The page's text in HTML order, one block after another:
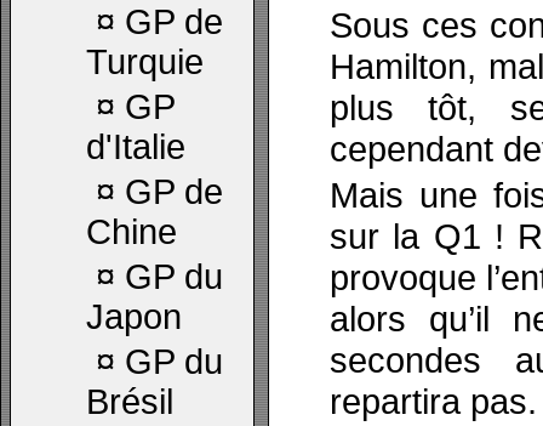
¤ GP de
Turquie
¤ GP
d'Italie
¤ GP de
Chine
¤ GP du
Japon
¤ GP du
Brésil
Sous ces
Hamilton,
plus tôt,
cependant
Mais une
sur la Q1 !
provoque
alors qu’il
secondes
repartira pas.